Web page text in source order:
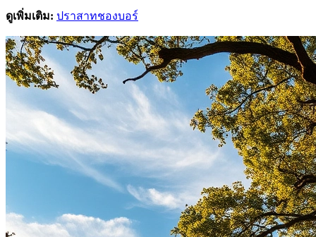
ดูเพิ่มเติม: ปราสาทชองบอร์